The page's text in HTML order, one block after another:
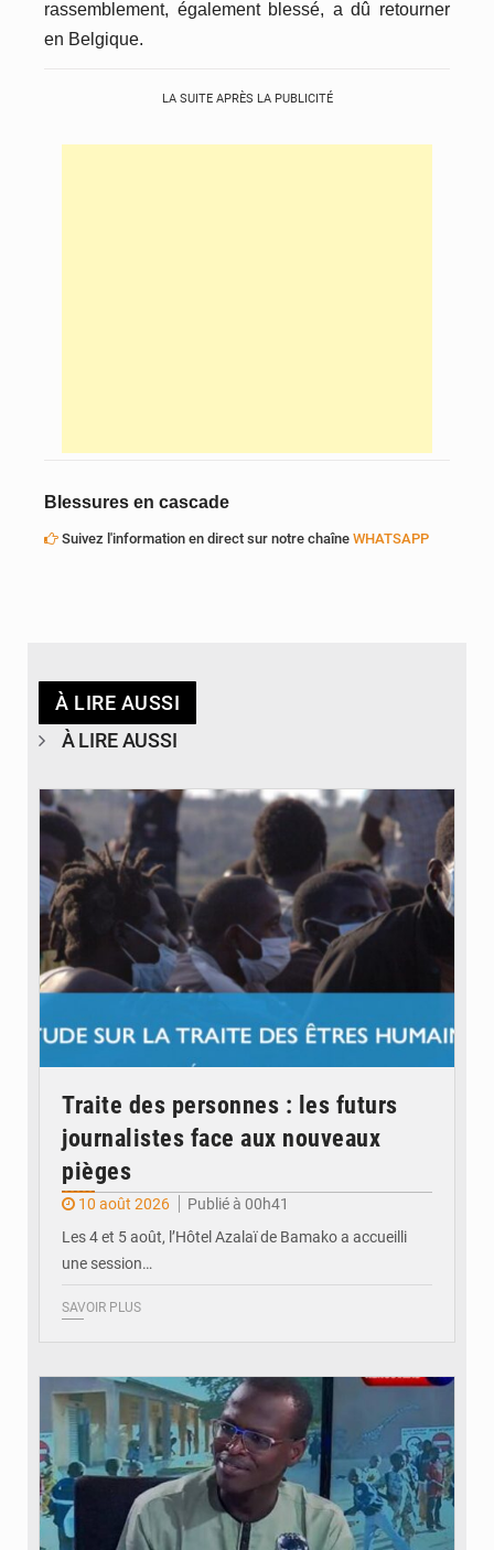
rassemblement, également blessé, a dû retourner
en Belgique.
LA SUITE APRÈS LA PUBLICITÉ
B lessures en cascade
Suivez l'information en direct sur notre chaîne WHATSAPP
À LIRE AUSSI
À LIRE AUSSI
© OIM
Traite des personnes : les futurs
journalistes face aux nouveaux
pièges
10 août 2026
Publié à 00h41
Les 4 et 5 août, l’Hôtel Azalaï de Bamako a accueilli
une session…
SAVOIR PLUS
© Internet